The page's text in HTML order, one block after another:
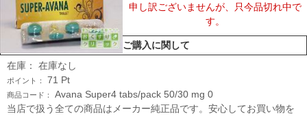
申し訳ございませんが、只今品切れ中で
す。
ご購入に関して
在庫： 在庫なし
ポイント： 71 Pt
商品コード：
Avana Super4 tabs/pack 50/30 mg 0
当店で扱う全ての商品はメーカー純正品です。安心してお買い物を